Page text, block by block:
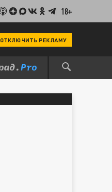
18+
ОТКЛЮЧИТЬ РЕКЛАМУ